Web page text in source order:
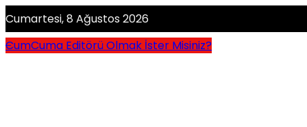
Cumartesi, 8 Ağustos 2026
CumCuma Editörü Olmak İster Misiniz?